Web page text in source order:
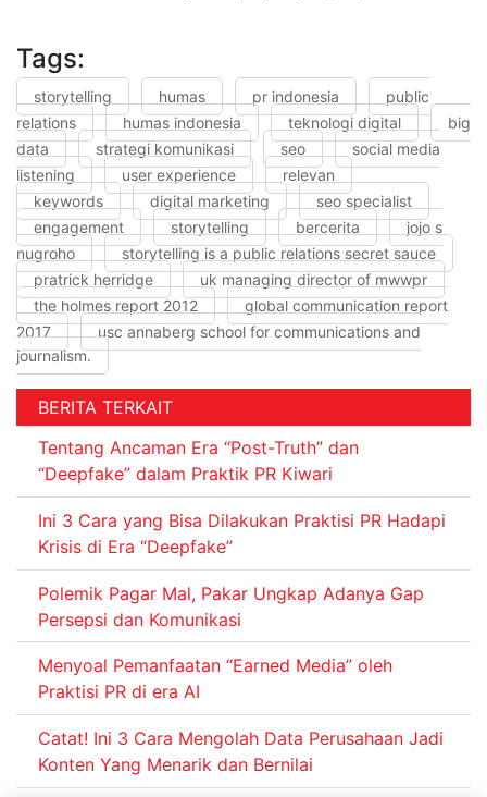
Tags:
storytelling humas pr indonesia
public
relations
humas indonesia teknologi digital
big
data
strategi komunikasi seo
social media
listening
user experience
relevan
keywords
digital marketing
seo specialist
engagement
storytelling bercerita
jojo s
nugroho
storytelling is a public relations secret sauce
pratrick herridge
uk managing director of mwwpr
the holmes report 2012
global communication report
2017
usc annaberg school for communications and
journalism.
BERITA TERKAIT
Tentang Ancaman Era “Post-Truth” dan
“Deepfake” dalam Praktik PR Kiwari
Ini 3 Cara yang Bisa Dilakukan Praktisi PR Hadapi
Krisis di Era “Deepfake”
Polemik Pagar Mal, Pakar Ungkap Adanya Gap
Persepsi dan Komunikasi
Menyoal Pemanfaatan “Earned Media” oleh
Praktisi PR di era AI
Catat! Ini 3 Cara Mengolah Data Perusahaan Jadi
Konten Yang Menarik dan Bernilai